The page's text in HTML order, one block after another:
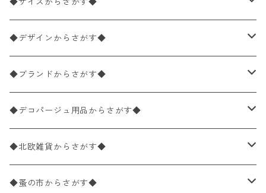
ペーパーナプキン1枚バラ売り
ペーパーナプキン20枚入りパック
ペーパーナプキン10枚入りパック
ライスペーパー
ペーパーリネンナプキン
33×33cm（ランチサイズ）
バラ売り
パック売り
25×25cm（カクテルサイズ）
バラ売り
パック売り
40×40cm（ディナーサイズ）
バラ売り
パック売り
21×21cm（ポケットサイズ）
バラ売り
33cm（ラウンド）
◆デザインからさがす◆
花柄
植物・グリーン柄
動物・鳥・昆虫・蝶柄
海・魚柄
◆ブランドからさがす◆
ドイツ製 IHR/イア
ランチサイズ
カクテルサイズ
ドイツ製 Ambiente/アンビエンテ
ランチサイズ
ドイツ製 Paperproducts Design
◆デコパージュ用品からさがす◆
デコパージュ液
デコパージュ下地
◆北欧雑貨からさがす◆
シリコンモールド
◆蚤の市からさがす◆